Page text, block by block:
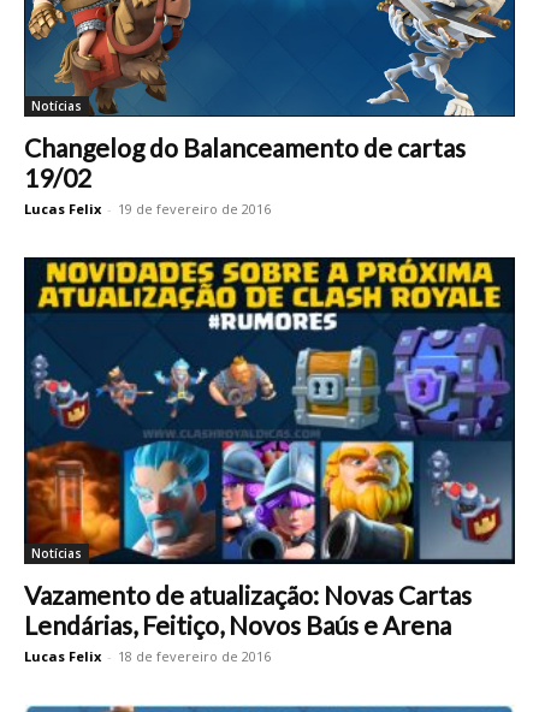
Notícias
Changelog do Balanceamento de cartas
19/02
Lucas Felix - 19 de fevereiro de 2016
Notícias
Vazamento de atualização: Novas Cartas
Lendárias, Feitiço, Novos Baús e Arena
Lucas Felix - 18 de fevereiro de 2016